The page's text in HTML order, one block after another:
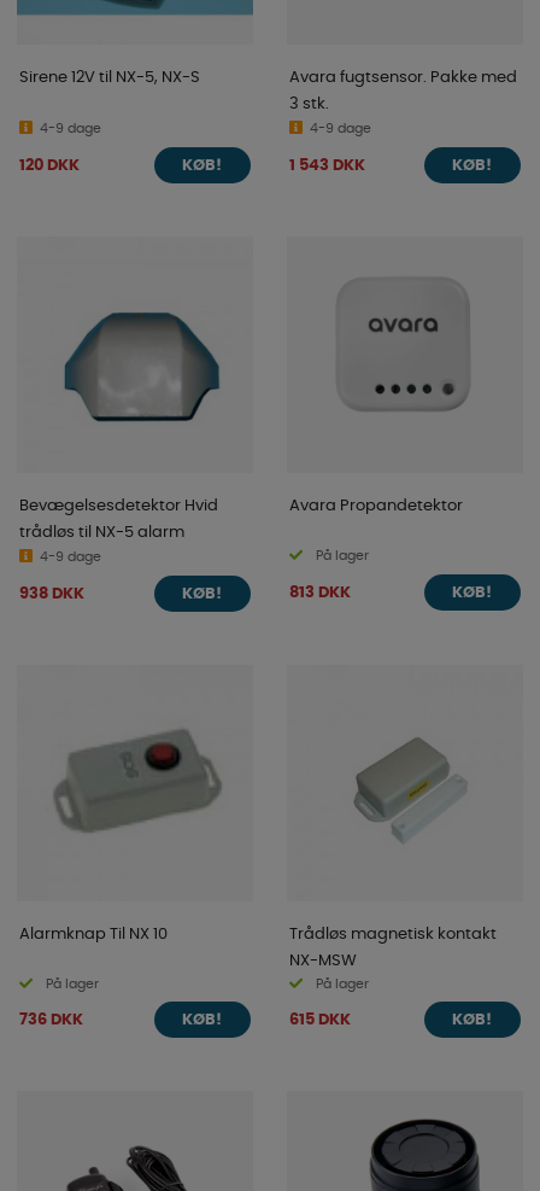
Sirene 12V til NX-5, NX-S
4-9 dage
120 DKK KØB!
Avara fugtsensor. Pakke med
3 stk.
4-9 dage
1 543 DKK KØB!
Bevægelsesdetektor Hvid
trådløs til NX-5 alarm
4-9 dage
938 DKK KØB!
Avara Propandetektor
På lager
813 DKK KØB!
Alarmknap Til NX 10
På lager
736 DKK KØB!
Trådløs magnetisk kontakt
NX-MSW
På lager
615 DKK KØB!